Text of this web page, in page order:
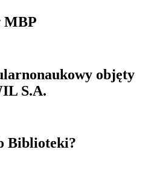
MBP
objęty
S.A.
Biblioteki?